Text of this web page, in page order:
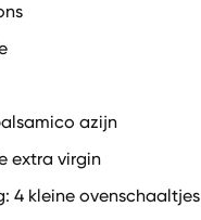
azijn
extra virgin
4 kleine ovenschaaltjes